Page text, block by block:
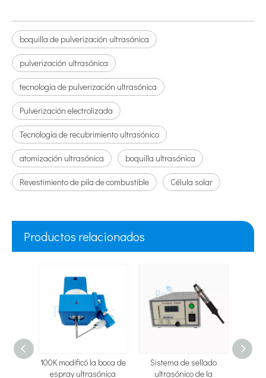
boquilla de pulverización ultrasónica
pulverización ultrasónica
tecnología de pulverización ultrasónica
Pulverización electrolizada
Tecnología de recubrimiento ultrasónico
atomización ultrasónica boquilla ultrasónica
Revestimiento de pila de combustible Célula solar
Productos relacionados
100K modificó la boca de
espray ultrasónica
Sistema de sellado
ultrasónico de la